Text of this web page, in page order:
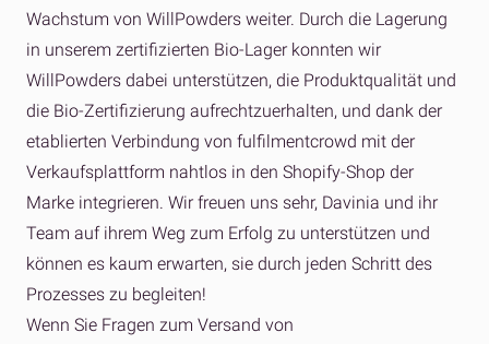
Wachstum von WillPowders weiter. Durch die Lagerung
in unserem zertifizierten Bio-Lager konnten wir
WillPowders dabei unterstützen, die Produktqualität und
die Bio-Zertifizierung aufrechtzuerhalten, und dank der
etablierten Verbindung von fulfilmentcrowd mit der
Verkaufsplattform nahtlos in den Shopify-Shop der
Marke integrieren. Wir freuen uns sehr, Davinia und ihr
Team auf ihrem Weg zum Erfolg zu unterstützen und
können es kaum erwarten, sie durch jeden Schritt des
Prozesses zu begleiten!
Wenn Sie Fragen zum Versand von